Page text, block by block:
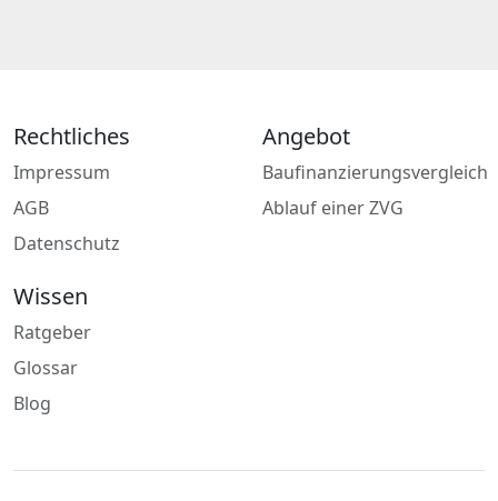
Rechtliches
Impressum
AGB
Datenschutz
Angebot
Baufinanzierungsvergleich
Ablauf einer ZVG
Wissen
Ratgeber
Glossar
Blog